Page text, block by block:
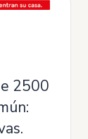
2500